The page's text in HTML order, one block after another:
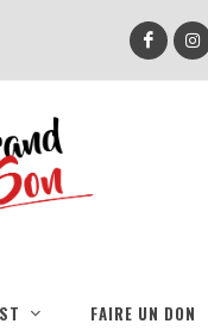
FAIRE UN DON